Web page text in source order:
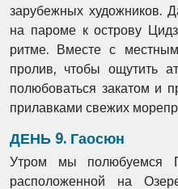
зарубежных художников.
на пароме к острову
ритме. Вместе с
пролив, чтобы ощутить
полюбоваться закатом и
прилавками свежих
ДЕНЬ 9. Гаосюн
Утром мы полюбуемся
расположенной на